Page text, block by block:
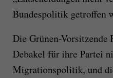
Bundespolitik getroffen
Die Grünen-Vorsitzende
Debakel für ihre Partei
Migrationspolitik, und